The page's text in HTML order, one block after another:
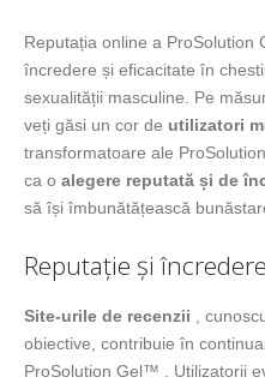
Reputația online a
încredere și eficacitate în
sexualității masculine. Pe
veți găsi un cor de utilizatori
transformatoare ale
ca o alegere reputată și de
să își îmbunătățească
Reputație și
Site-urile de recenzii ,
obiective, contribuie în
ProSolution Gel™ . Utilizatorii